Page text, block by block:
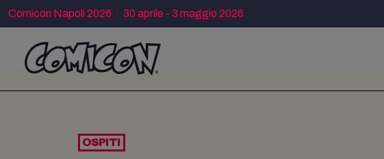
Comicon Napoli 2026 · 30 aprile - 3 maggio 2026
OSPITI